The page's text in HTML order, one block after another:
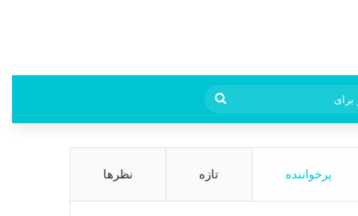
جستجو
برای
پرخواننده تازه نظرها